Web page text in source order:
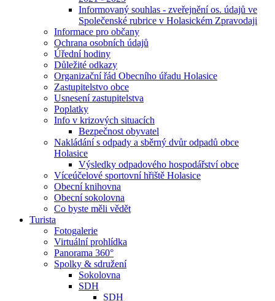
Informovaný souhlas - zveřejnění os. údajů ve
Společenské rubrice v Holasickém Zpravodaji
Informace pro občany
Ochrana osobních údajů
Úřední hodiny
Důležité odkazy
Organizační řád Obecního úřadu Holasice
Zastupitelstvo obce
Usnesení zastupitelstva
Poplatky
Info v krizových situacích
Bezpečnost obyvatel
Nakládání s odpady a sběrný dvůr odpadů obce
Holasice
Výsledky odpadového hospodářství obce
Víceúčelové sportovní hřiště Holasice
Obecní knihovna
Obecní sokolovna
Co byste měli vědět
Turista
Fotogalerie
Virtuální prohlídka
Panorama 360°
Spolky & sdružení
Sokolovna
SDH
SDH